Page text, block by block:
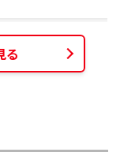
る